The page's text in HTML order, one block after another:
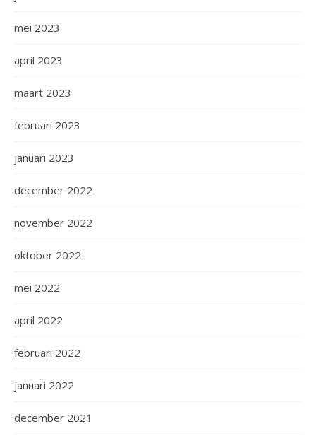
mei 2023
april 2023
maart 2023
februari 2023
januari 2023
december 2022
november 2022
oktober 2022
mei 2022
april 2022
februari 2022
januari 2022
december 2021